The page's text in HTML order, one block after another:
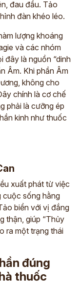
đau đầu. Tảo
đàn khéo léo.
lượng khoáng
và các nhóm
đây là nguồn “dinh
Âm. Khi phần Âm
không cho
chính là cơ chế
phải là cưỡng ép
kinh như thuốc
xuất phát từ việc
cuộc sống hằng
biển với vị đắng
thận, giúp “Thủy
ra một trạng thái
đúng
thuốc